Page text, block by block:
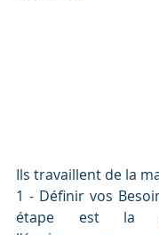
Ils travaillent de la
1 - Définir vos
étape est la